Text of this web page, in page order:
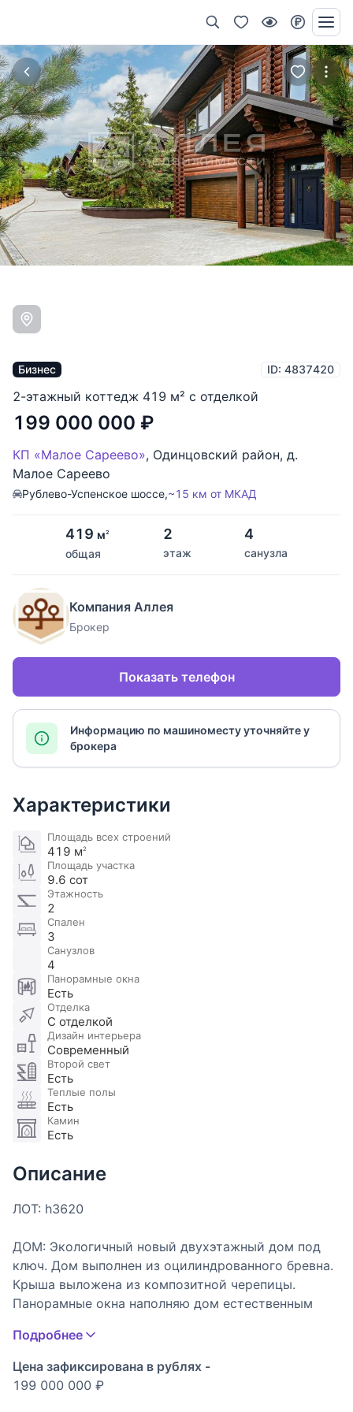
Бизнес ID: 4837420
2-этажный коттедж 419 м² с отделкой
199 000 000 ₽
КП «Малое Сареево», Одинцовский район, д.
Малое Сареево
Рублево-Успенское шоссе,~15 км от МКАД
419 м2
общая
2
этаж
4
санузла
Компания Аллея
Брокер
Показать телефон
Информацию по машиноместу уточняйте у
брокера
Характеристики
Площадь всех строений
419 м2
Площадь участка
9.6 сот
Этажность
2
Спален
3
Санузлов
4
Панорамные окна
Есть
Отделка
С отделкой
Дизайн интерьера
Современный
Второй свет
Есть
Теплые полы
Есть
Камин
Есть
Описание
ЛОТ: h3620
ДОМ: Экологичный новый двухэтажный дом под
ключ. Дом выполнен из оцилиндрованного бревна.
Крыша выложена из композитной черепицы.
Панорамные окна наполняю дом естественным
участок. Для комфортного проживания в доме
установлены системы тёплых полов, современная
система отопления и бесперебойная бойлерная с
Подробнее
Цена зафиксирована в рублях -
199 000 000 ₽